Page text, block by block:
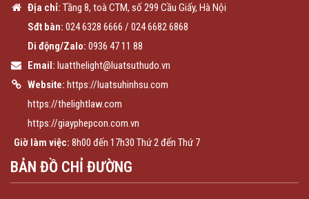
Địa chỉ: Tầng 8, toà CTM, số 299 Cầu Giấy, Hà Nội
Sđt bàn: 024 6328 6666 / 024 6682 6868
Di động/Zalo: 0936 47 11 88
Email: luatthelight@luatsuthudo.vn
Website: https://luatsuhinhsu.com
https://thelightlaw.com
https://giayphepcon.com.vn
Giờ làm việc: 8h00 đến 17h30 Thứ 2 đến Thứ 7
BẢN ĐỒ CHỈ ĐƯỜNG